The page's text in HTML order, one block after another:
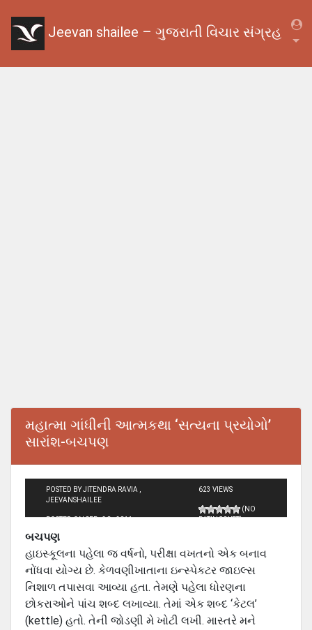
Jeevan shailee – ગુજરાતી વિચાર સંગ્રહ
મહાત્મા ગાંધીની આત્મકથા ‘સત્યના પ્રયોગો’
સારાંશ-બચપણ
POSTED BY JITENDRA RAVIA ,
JEEVANSHAILEE
POSTED ON SEP - 30 - 2011
623 VIEWS
(NO
RATINGS YET)
બચપણ
હાઇસ્‍કૂલના પહેલા જ વર્ષનો, પરીક્ષા વખતનો એક બનાવ
નોંધવા યોગ્‍ય છે. કેળવણીખાતાના ઇન્‍સ્‍પેકટર જાઇલ્‍સ
નિશાળ તપાસવા આવ્‍યા હતા. તેમણે પહેલા ધોરણના
છોકરાઓને પાંચ શબ્‍દ લખાવ્‍યા. તેમાં એક શબ્‍દ ‘કેટલ’
(kettle) હતો. તેની જોડણી મે ખોટી લખી. માસ્‍તરે મને